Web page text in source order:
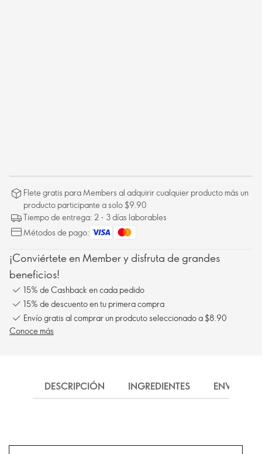
Flete gratis para Members al adquirir cualquier producto más un
producto participante a solo $9.90
Tiempo de entrega: 2 - 3 días laborables
Métodos de pago:
¡Conviértete en Member y disfruta de grandes
beneficios!
15% de Cashback en cada pedido
15% de descuento en tu primera compra
Envío gratis al comprar un prodcuto seleccionado a $8.90
Conoce más
DESCRIPCIÓN INGREDIENTES ENVÍO